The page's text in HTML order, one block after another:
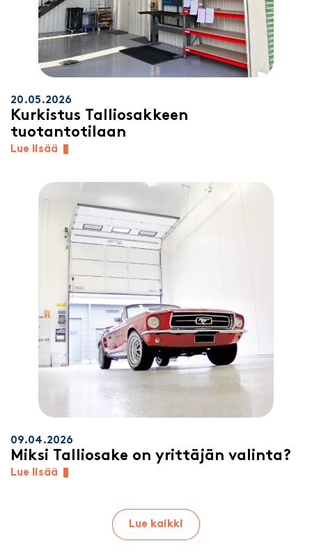
20.05.2026
Kurkistus Talliosakkeen
tuotantotilaan
Lue lisää
09.04.2026
Miksi Talliosake on yrittäjän valinta?
Lue lisää
Lue kaikki